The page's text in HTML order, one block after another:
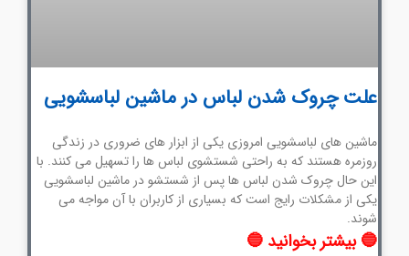
علت چروک شدن لباس در ماشین لباسشویی
ماشین های لباسشویی امروزی یکی از ابزار های ضروری در زندگی
روزمره هستند که به راحتی شستشوی لباس ها را تسهیل می کنند. با
این حال چروک شدن لباس ها پس از شستشو در ماشین لباسشویی
یکی از مشکلات رایج است که بسیاری از کاربران با آن مواجه می
شوند.
🔵 بیشتر بخوانید 🔵